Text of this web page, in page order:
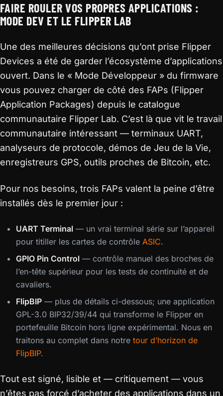
FAIRE ROULER VOS PROPRES APPLICATIONS :
MODE DEV ET LE FLIPPER LAB
Une des meilleures décisions qu’ont prise Flipper
Devices a été de garder l’écosystème d’applications
ouvert. Dans le « Mode Développeur » du firmware
vous pouvez charger de côté des FAPs (Flipper
Application Packages) depuis le catalogue
communautaire Flipper Lab. C’est là que vit le travail
communautaire intéressant — terminaux UART,
analyseurs de protocole, démos de Jeu de la Vie,
enregistreurs GPS, outils proches de Bitcoin, etc.
Pour nos besoins, trois FAPs valent la peine d’être
installés dès le premier jour :
UART Terminal — un vrai terminal série sur l’appareil
pour titiller les cartes de contrôle ASIC.
GPIO Pin Control — contrôle manuel des broches de
l’en-tête supérieur pour les tests de continuité et de
cavaliers.
FlipBIP — plus de détails ci-dessous; une application
GPL-3.0 BIP32/39/44 qui transforme le Flipper en
portefeuille Bitcoin hors ligne expérimental. Nous en
traitons au complet dans notre tour d’horizon de
FlipBIP.
Tout est signé, lisible et — critiquement — vous
n’êtes pas forcé d’acheter des applications dans un